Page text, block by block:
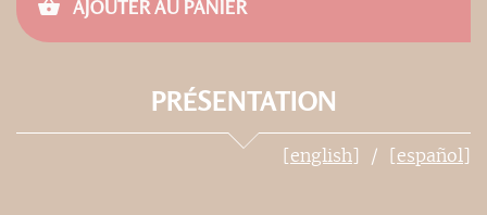
AJOUTER AU PANIER
PRÉSENTATION
[english] [español]